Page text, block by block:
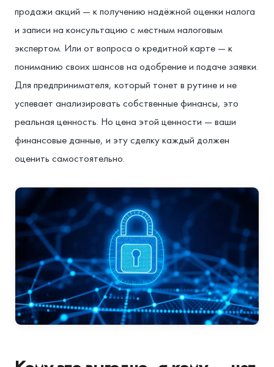
продажи акций — к получению надёжной оценки налога
и записи на консультацию с местным налоговым
экспертом. Или от вопроса о кредитной карте — к
пониманию своих шансов на одобрение и подаче заявки.
Для предпринимателя, который тонет в рутине и не
успевает анализировать собственные финансы, это
реальная ценность. Но цена этой ценности — ваши
финансовые данные, и эту сделку каждый должен
оценить самостоятельно.